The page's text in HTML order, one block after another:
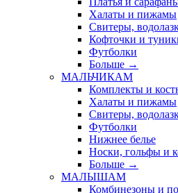
Халаты и пижамы
Свитеры,
Кофточки и
Футболки
Больше →
МАЛЬЧИКАМ
Комплекты и
Халаты и пижамы
Свитеры,
Футболки
Нижнее белье
Носки, гольфы и
Больше →
МАЛЫШАМ
Комбинезоны и